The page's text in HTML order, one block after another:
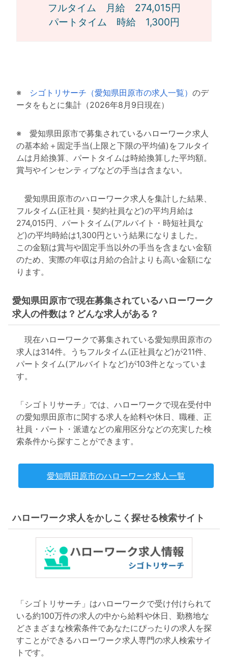
フルタイム 月給 274,015円
パートタイム 時給 1,300円
※ シゴトリサーチ（愛知県田原市の求人一覧） のデ
ータをもとに集計（2026年8月9日現在）
※ 愛知県田原市で募集されているハローワーク求人
の基本給＋固定手当(上限と下限の平均値)をフルタイ
ムは月給換算、パートタイムは時給換算した平均額。
賞与やインセンティブなどの手当は含まない。
愛知県田原市のハローワーク求人を集計した結果、
フルタイム(正社員・契約社員など)の平均月給は
274,015円、パートタイム(アルバイト・時短社員な
ど)の平均時給は1,300円という結果になりました。
この金額は賞与や固定手当以外の手当を含まない金額
のため、実際の年収は月給の合計よりも高い金額にな
ります。
愛知県田原市で現在募集されているハローワーク
求人の件数は？どんな求人がある？
現在ハローワークで募集されている愛知県田原市の
求人は314件。うちフルタイム(正社員など)が211件、
パートタイム(アルバイトなど)が103件となっていま
す。
「シゴトリサーチ」では、ハローワークで現在受付中
の愛知県田原市に関する求人を給料や休日、職種、正
社員・パート・派遣などの雇用区分などの充実した検
索条件から探すことができます。
愛知県田原市のハローワーク求人一覧
ハローワーク求人をかしこく探せる検索サイト
「シゴトリサーチ」はハローワークで受け付けられて
いる約100万件の求人の中から給料や休日、勤務地な
どさまざまな検索条件であなたにぴったりの求人を探
すことができるハローワーク求人専門の求人検索サイ
トです。